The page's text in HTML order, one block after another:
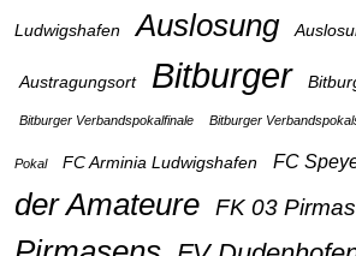
Ludwigshafen Auslosung
Austragungsort Bitburger
Bitburger Verbandspokalfinale Bitburger
Pokal FC Arminia Ludwigshafen FC
der Amateure FK 03